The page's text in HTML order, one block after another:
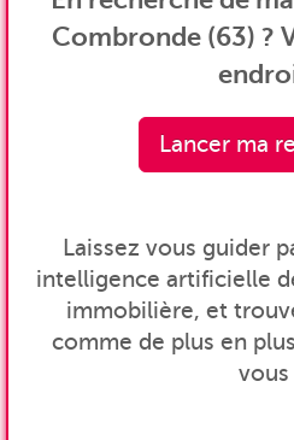
Combronde (63) ?
Lancer ma
Laissez vous guider
intelligence artificielle
immobilière, et
comme de plus en
vous